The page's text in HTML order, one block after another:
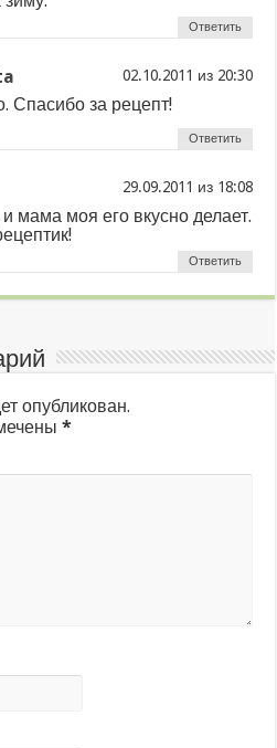
Ответить
из
Спасибо за рецепт!
Ответить
из
мама моя его вкусно делает.
Ответить
опубликован.
*